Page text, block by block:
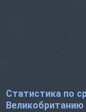
Статистика по
Великобританию